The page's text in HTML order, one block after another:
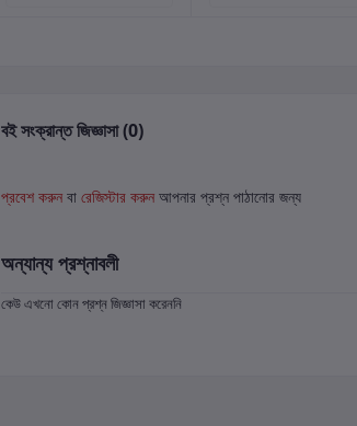
বই সংক্রান্ত জিজ্ঞাসা (0)
প্রবেশ করুন বা রেজিস্টার করুন আপনার প্রশ্ন পাঠানোর জন্য
অন্যান্য প্রশ্নাবলী
কেউ এখনো কোন প্রশ্ন জিজ্ঞাসা করেননি